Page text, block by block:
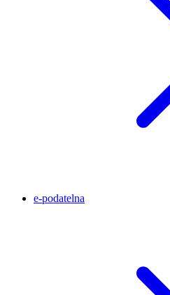
e-podatelna